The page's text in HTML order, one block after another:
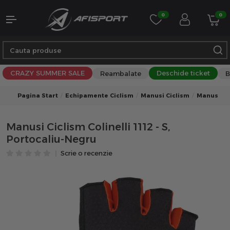
0 0
CRAZY SUMMER SALE Reambalate Deschide ticket
Pagina Start Echipamente Ciclism Manusi Ciclism Manusi
Manusi Ciclism Colinelli 1112 - S,
Portocaliu-Negru
Scrie o recenzie